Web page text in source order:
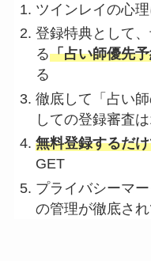
ツインレイの心
登録特典として
る「占い師優先
る
徹底して「占い
しての登録審査
無料登録するだ
GET
プライバシーマ
の管理が徹底さ